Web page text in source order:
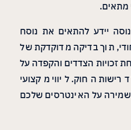
מתאים.
יידע להתאים את נוסח
תוך בדיקה מדוקדקת של
זכויות הצדדים והקפדה על
החוק. ליווי מקצועי
על האינטרסים שלכם